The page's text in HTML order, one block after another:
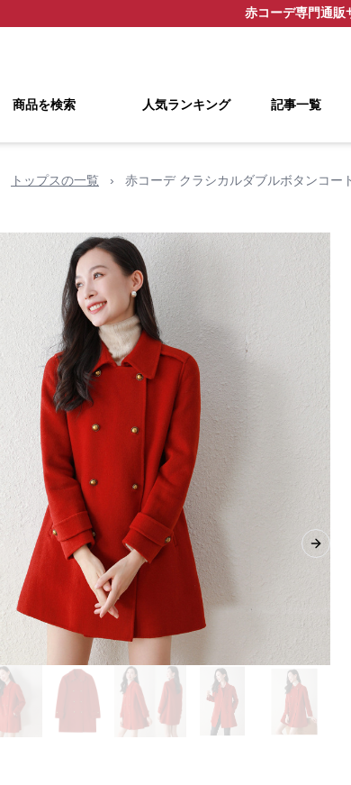
赤コーデ専門通販
商品を検索 人気ランキング 記事一覧
トップスの一覧 › 赤コーデ クラシカルダブルボタンコー
Next